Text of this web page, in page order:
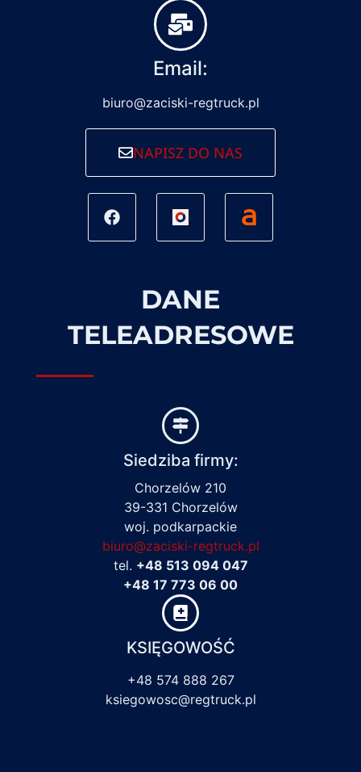
Email:
biuro@zaciski-regtruck.pl
NAPISZ DO NAS
DANE
TELEADRESOWE
Siedziba firmy:
Chorzelów 210
39-331 Chorzelów
woj. podkarpackie
biuro@zaciski-regtruck.pl
tel. +48 513 094 047
+48 17 773 06 00
KSIĘGOWOŚĆ
+48 574 888 267
ksiegowosc@regtruck.pl